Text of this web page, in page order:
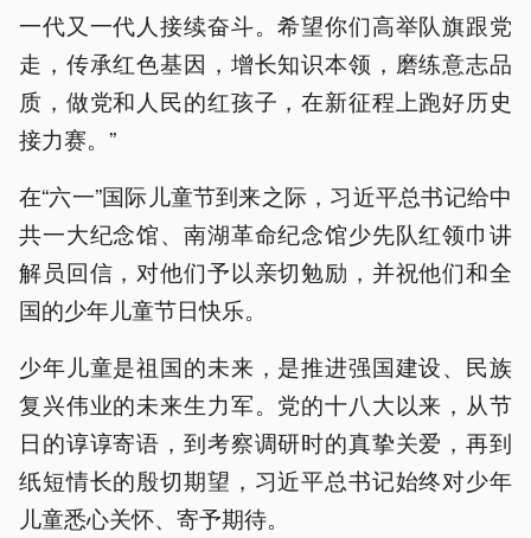
一代又一代人接续奋斗。希望你们高举队旗跟党
走，传承红色基因，增长知识本领，磨练意志品
质，做党和人民的红孩子，在新征程上跑好历史
接力赛。”
在“六一”国际儿童节到来之际，习近平总书记给中
共一大纪念馆、南湖革命纪念馆少先队红领巾讲
解员回信，对他们予以亲切勉励，并祝他们和全
国的少年儿童节日快乐。
少年儿童是祖国的未来，是推进强国建设、民族
复兴伟业的未来生力军。党的十八大以来，从节
日的谆谆寄语，到考察调研时的真挚关爱，再到
纸短情长的殷切期望，习近平总书记始终对少年
儿童悉心关怀、寄予期待。